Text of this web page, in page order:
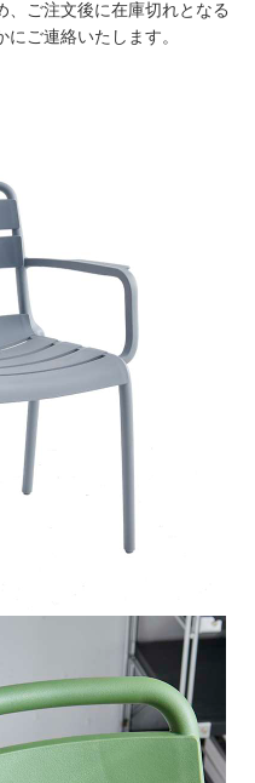
ご注文後に在庫切れとなる
ご連絡いたします。